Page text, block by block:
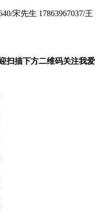
宋先生 17863967037/王
扫描下方二维码关注我爱